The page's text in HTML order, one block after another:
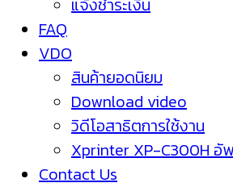
แจ้งชำระเงิน
FAQ
VDO
สินค้ายอดนิยม
Download video
วิดีโอสาธิตการใช้งาน
Xprinter XP-C300H อั
Contact Us